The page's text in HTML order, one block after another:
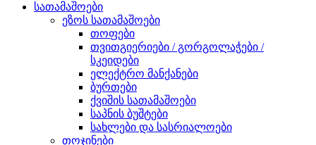
სათამაშოები
ეზოს სათამაშოები
თოფები
თვითგიერიები / გორგოლაჭები /
სკეიდები
ელექტრო მანქანები
ბურთები
ქვიშის სათამაშოები
საპნის ბუშტები
სახლები და სასრიალოები
თოჯინები